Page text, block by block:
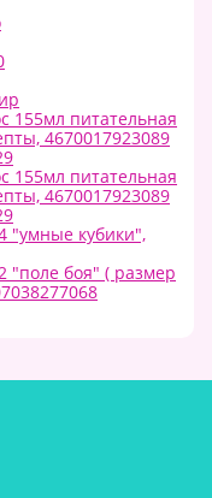
155мл питательная
4670017923089
155мл питательная
4670017923089
"умные кубики",
"поле боя" ( размер